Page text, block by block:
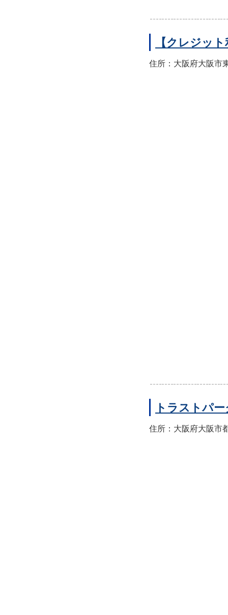
【クレジッ
住所：大阪府大阪市
トラストパ
住所：大阪府大阪市